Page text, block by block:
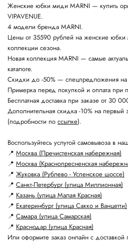
Женские юбки миди MARNI — купить
VIPAVENUE.
4 модели бренда MARNI.
Цены от 35590 рублей на женские
коллекции сезона.
Новая коллекция MARNI — самые
каталоге.
Скидки до -50% — спецпредложения на
Примерка перед покупкой и оплата при
Бесплатная доставка при заказе от 30
Дополнительная скидка -10% на
(подробности по ссылке).
Воспользуйтесь услугой самовывоза в
📍 Москва (Пречистенская набережная)
📍 Москва (Краснопресненская
📍 Жуковка (Рублево - Успенское шоссе)
📍 Санкт-Петербург (улица Миллионная)
📍 Казань (улица Малая Красная)
📍 Екатеринбург (улица Сакко и Ванцетти)
📍 Самара (улица Самарская)
📍 Краснодар (улица Красная)
Или оформите заказ онлайн с доставкой